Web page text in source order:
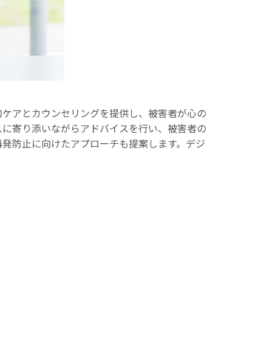
アとカウンセリングを提供し、被害者が心の
寄り添いながらアドバイスを行い、被害者の
防止に向けたアプローチも提案します。デジ